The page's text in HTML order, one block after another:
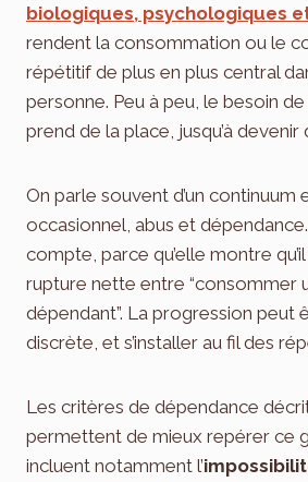
biologiques, psychologiques
rendent la consommation ou le
répétitif de plus en plus central
personne. Peu à peu, le besoin
prend de la place, jusqu’à
On parle souvent d’un continuum
occasionnel, abus et
compte, parce qu’elle montre qu’il
rupture nette entre “consommer
dépendant”. La progression peut
discrète, et s’installer au fil des
Les critères de dépendance
permettent de mieux repérer ce
incluent notamment l’